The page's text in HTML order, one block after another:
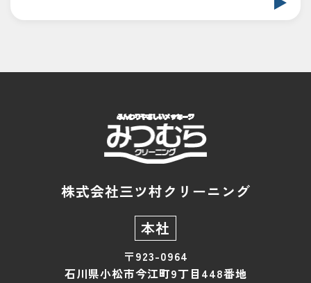
株式会社三ツ村クリーニング
本社
〒923-0964
石川県小松市今江町9丁目448番地